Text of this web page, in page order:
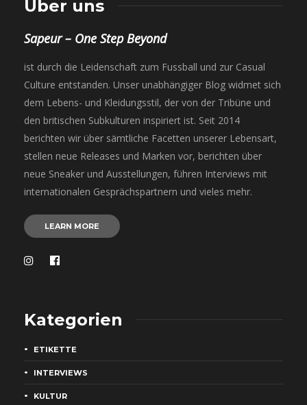
Über uns
Sapeur – One Step Beyond
ist durch die Leidenschaft zum Fussball und zur Casual
Culture entstanden. Unser unabhängiger Blog widmet sich
dem Lebens- und Kleidungsstil, der von der Tribüne und
den britischen Subkulturen inspiriert ist. Seit 2014
berichten wir über sämtliche Facetten unserer Lebensart,
stellen neue Releases und Marken vor, berichten über
neue Sneaker und Ausstellungen, führen Interviews mit
internationalen Gesprächspartnern und vieles mehr.
LEARN MORE
Kategorien
ETIKETTE
INTERVIEWS
KULTUR